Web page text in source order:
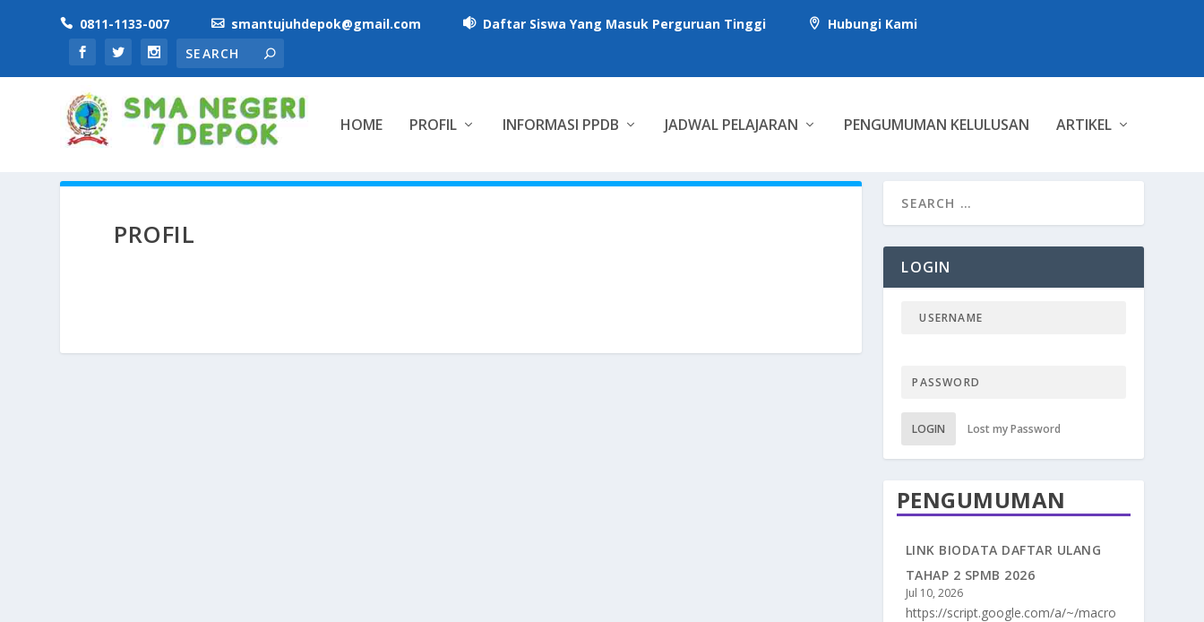
 0811-1133-007 smantujuhdepok@gmail.com  Daftar Siswa Yang Masuk Perguruan Tinggi  Hubungi Kami
HOME PROFIL INFORMASI PPDB JADWAL PELAJARAN PENGUMUMAN KELULUSAN ARTIKEL
PROFIL
LOGIN
LOGIN Lost my Password
PENGUMUMAN
LINK BIODATA DAFTAR ULANG
TAHAP 2 SPMB 2026
Jul 10, 2026
https://script.google.com/a/~/macro